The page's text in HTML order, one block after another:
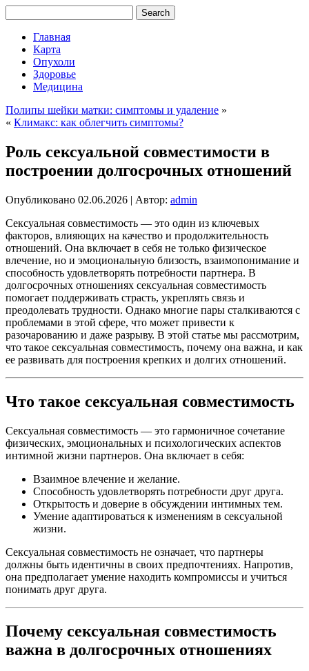
Главная
Карта
Опухоли
Здоровье
Медицина
Полипы шейки матки: симптомы и удаление »
« Климакс: как облегчить симптомы?
Роль сексуальной совместимости в
построении долгосрочных отношений
Опубликовано 02.06.2026 | Автор: admin
Сексуальная совместимость — это один из ключевых
факторов, влияющих на качество и продолжительность
отношений. Она включает в себя не только физическое
влечение, но и эмоциональную близость, взаимопонимание и
способность удовлетворять потребности партнера. В
долгосрочных отношениях сексуальная совместимость
помогает поддерживать страсть, укреплять связь и
преодолевать трудности. Однако многие пары сталкиваются с
проблемами в этой сфере, что может привести к
разочарованию и даже разрыву. В этой статье мы рассмотрим,
что такое сексуальная совместимость, почему она важна, и как
ее развивать для построения крепких и долгих отношений.
Что такое сексуальная совместимость
Сексуальная совместимость — это гармоничное сочетание
физических, эмоциональных и психологических аспектов
интимной жизни партнеров. Она включает в себя:
Взаимное влечение и желание.
Способность удовлетворять потребности друг друга.
Открытость и доверие в обсуждении интимных тем.
Умение адаптироваться к изменениям в сексуальной
жизни.
Сексуальная совместимость не означает, что партнеры
должны быть идентичны в своих предпочтениях. Напротив,
она предполагает умение находить компромиссы и учиться
понимать друг друга.
Почему сексуальная совместимость
важна в долгосрочных отношениях